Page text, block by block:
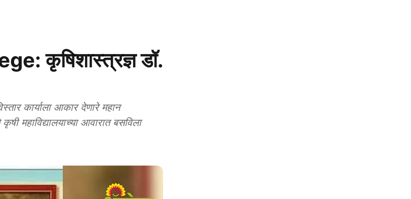
कृषिशास्त्रज्ञ डॉ.
कार्याला आकार देणारे महान
महाविद्यालयाच्या आवारात बसविला